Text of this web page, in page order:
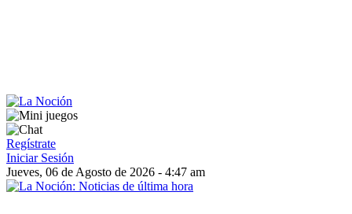
Regístrate
Iniciar Sesión
Jueves, 06 de Agosto de 2026 - 4:47 am